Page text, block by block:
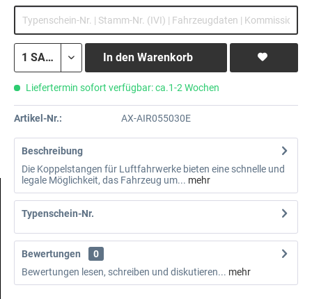
In den Warenkorb
Liefertermin sofort verfügbar: ca.1-2 Wochen
Artikel-Nr.: AX-AIR055030E
Beschreibung
Die Koppelstangen für Luftfahrwerke bieten eine schnelle und
legale Möglichkeit, das Fahrzeug um... mehr
Typenschein-Nr.
Bewertungen
0
Bewertungen lesen, schreiben und diskutieren... mehr